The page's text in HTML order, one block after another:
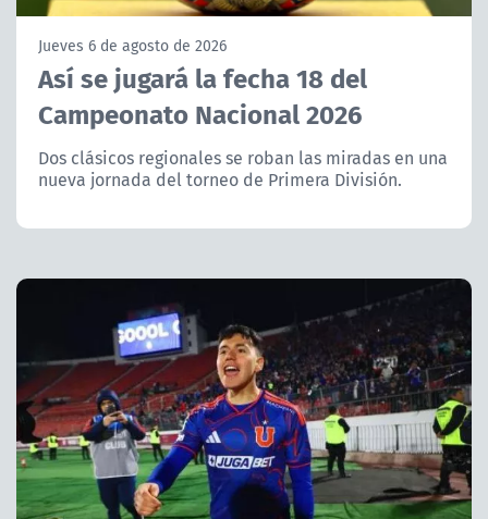
ACTUALIDAD Y TENDENCIAS
CORPORATIVO Y TRANSPARENCIA
Jueves 6 de agosto de 2026
Así se jugará la fecha 18 del
Campeonato Nacional 2026
Dos clásicos regionales se roban las miradas en una
nueva jornada del torneo de Primera División.